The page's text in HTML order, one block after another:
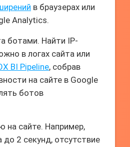
в браузерах или
Analytics.
ботами. Найти IP-
в логах сайта или
BI Pipeline, собрав
на сайте в Google
ботов
на сайте. Например,
до 2 секунд, отсутствие